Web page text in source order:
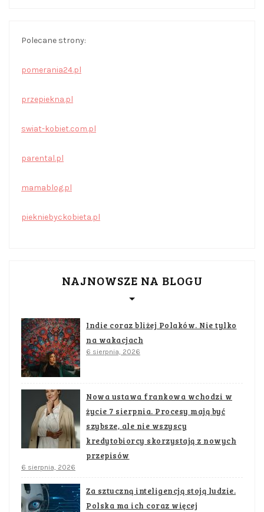
Polecane strony:
pomerania24.pl
przepiekna.pl
swiat-kobiet.com.pl
parental.pl
mamablog.pl
piekniebyckobieta.pl
NAJNOWSZE NA BLOGU
Indie coraz bliżej Polaków. Nie tylko
na wakacjach
6 sierpnia, 2026
Nowa ustawa frankowa wchodzi w
życie 7 sierpnia. Procesy mają być
szybsze, ale nie wszyscy
kredytobiorcy skorzystają z nowych
przepisów
6 sierpnia, 2026
Za sztuczną inteligencją stoją ludzie.
Polska ma ich coraz więcej